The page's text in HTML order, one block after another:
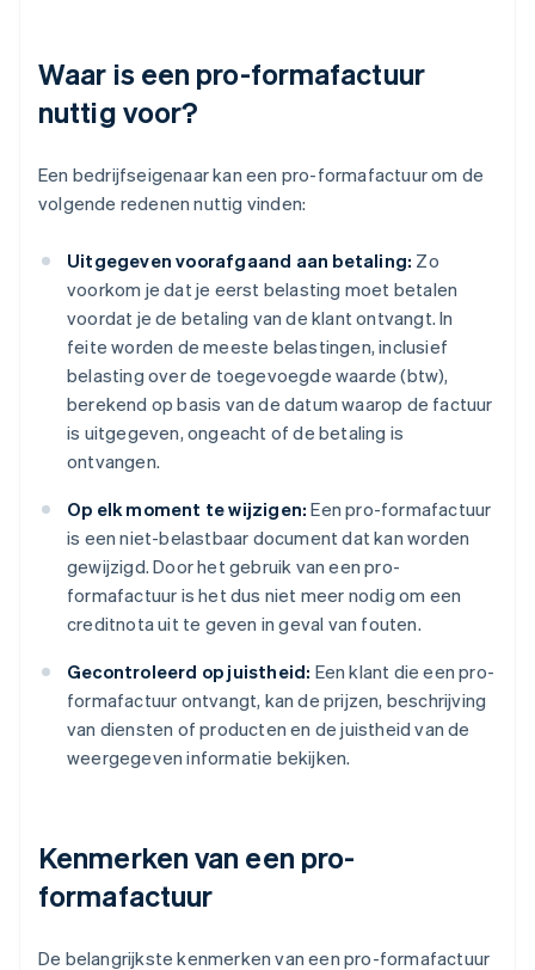
Waar is een pro-formafactuur
nuttig voor?
Een bedrijfseigenaar kan een pro-formafactuur om de
volgende redenen nuttig vinden:
Uitgegeven voorafgaand aan betaling: Zo
voorkom je dat je eerst belasting moet betalen
voordat je de betaling van de klant ontvangt. In
feite worden de meeste belastingen, inclusief
belasting over de toegevoegde waarde (btw),
berekend op basis van de datum waarop de factuur
is uitgegeven, ongeacht of de betaling is
ontvangen.
Op elk moment te wijzigen: Een pro-formafactuur
is een niet-belastbaar document dat kan worden
gewijzigd. Door het gebruik van een pro-
formafactuur is het dus niet meer nodig om een
creditnota uit te geven in geval van fouten.
Gecontroleerd op juistheid: Een klant die een pro-
formafactuur ontvangt, kan de prijzen, beschrijving
van diensten of producten en de juistheid van de
weergegeven informatie bekijken.
Kenmerken van een pro-
formafactuur
De belangrijkste kenmerken van een pro-formafactuur